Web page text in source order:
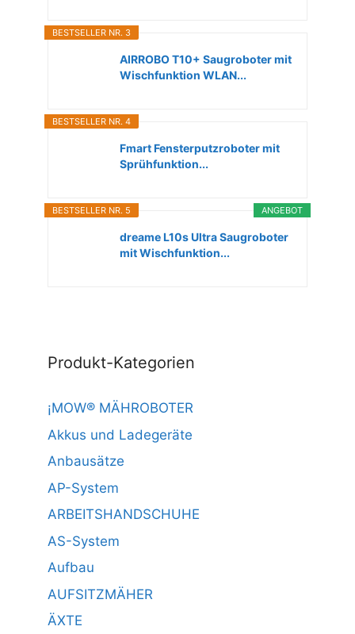
BESTSELLER NR. 3
AIRROBO T10+ Saugroboter mit
Wischfunktion WLAN...
BESTSELLER NR. 4
Fmart Fensterputzroboter mit
Sprühfunktion...
ANGEBOT
BESTSELLER NR. 5
dreame L10s Ultra Saugroboter
mit Wischfunktion...
Produkt-Kategorien
¡MOW® MÄHROBOTER
Akkus und Ladegeräte
Anbausätze
AP-System
ARBEITSHANDSCHUHE
AS-System
Aufbau
AUFSITZMÄHER
ÄXTE